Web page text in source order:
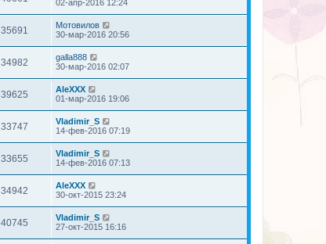
02-апр-2016 12:24
35691
Мотовилов
30-мар-2016 20:56
34982
galla888
30-мар-2016 02:07
39625
AleXXX
01-мар-2016 19:06
33747
Vladimir_S
14-фев-2016 07:19
33655
Vladimir_S
14-фев-2016 07:13
34942
AleXXX
30-окт-2015 23:24
40745
Vladimir_S
27-окт-2015 16:16